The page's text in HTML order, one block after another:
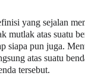
yang sejalan
mutlak atas suatu
siapa pun juga.
atas suatu
tersebut.